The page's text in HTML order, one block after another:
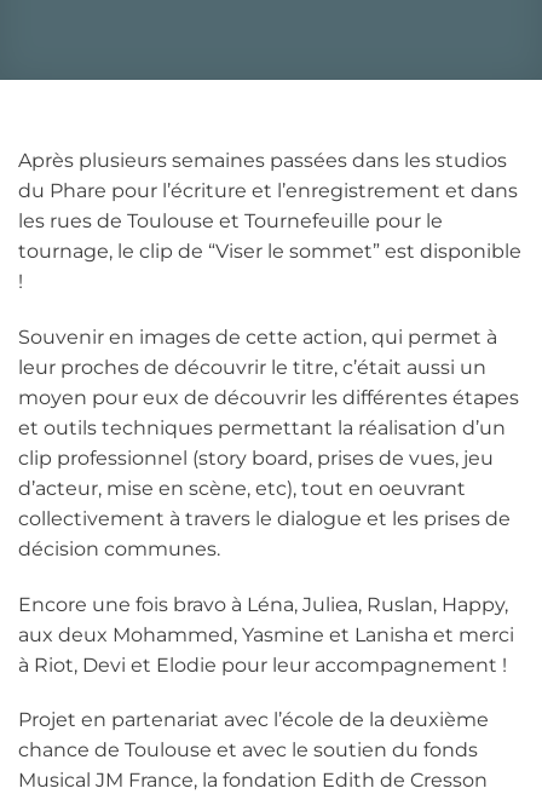
Après plusieurs semaines passées dans les studios
du Phare pour l’écriture et l’enregistrement et dans
les rues de Toulouse et Tournefeuille pour le
tournage, le clip de “Viser le sommet” est disponible
!
Souvenir en images de cette action, qui permet à
leur proches de découvrir le titre, c’était aussi un
moyen pour eux de découvrir les différentes étapes
et outils techniques permettant la réalisation d’un
clip professionnel (story board, prises de vues, jeu
d’acteur, mise en scène, etc), tout en oeuvrant
collectivement à travers le dialogue et les prises de
décision communes.
Encore une fois bravo à Léna, Juliea, Ruslan, Happy,
aux deux Mohammed, Yasmine et Lanisha et merci
à Riot, Devi et Elodie pour leur accompagnement !
Projet en partenariat avec l’école de la deuxième
chance de Toulouse et avec le soutien du fonds
Musical JM France, la fondation Edith de Cresson